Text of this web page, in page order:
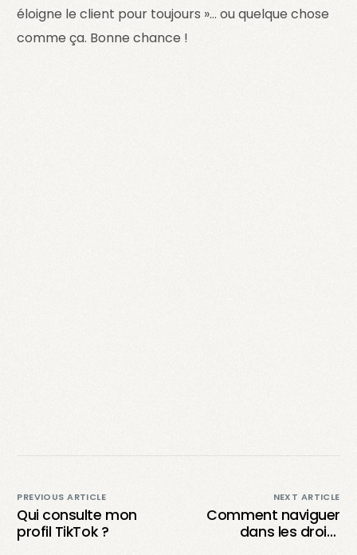
éloigne le client pour toujours »… ou quelque chose
comme ça. Bonne chance !
PREVIOUS ARTICLE
Qui consulte mon
profil TikTok ?
NEXT ARTICLE
Comment naviguer
dans les droits